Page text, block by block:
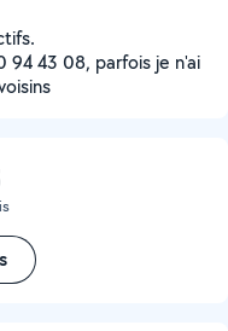
94 43 08, parfois je n'ai